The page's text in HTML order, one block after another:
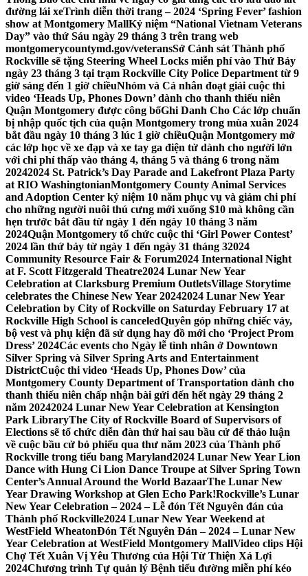
đường lái xeTrình diễn thời trang – 2024 ‘Spring Fever’ fashion
show at Montgomery MallKỷ niệm “National Vietnam Veterans
Day” vào thứ Sáu ngày 29 tháng 3 trên trang web
montgomerycountymd.gov/veteransSở Cảnh sát Thành phố
Rockville sẽ tặng Steering Wheel Locks miễn phí vào Thứ Bảy
ngày 23 tháng 3 tại trạm Rockville City Police Department từ 9
giờ sáng đến 1 giờ chiềuNhóm và Cá nhân đoạt giải cuộc thi
video ‘Heads Up, Phones Down’ dành cho thanh thiếu niên
Quận Montgomery được công bốGhi Danh Cho Các lớp chuẩn
bị nhập quốc tịch của quận Montgomery trong mùa xuân 2024
bắt đầu ngày 10 tháng 3 lúc 1 giờ chiềuQuận Montgomery mở
các lớp học về xe đạp và xe tay ga điện tử dành cho người lớn
với chi phí thấp vào tháng 4, tháng 5 và tháng 6 trong năm
20242024 St. Patrick’s Day Parade and Lakefront Plaza Party
at RIO WashingtonianMontgomery County Animal Services
and Adoption Center kỷ niệm 10 năm phục vụ và giảm chi phí
cho những người nuôi thú cưng mới xuống $10 mà không cần
hẹn trước bắt đầu từ ngày 1 đến ngày 10 tháng 3 năm
2024Quận Montgomery tổ chức cuộc thi ‘Girl Power Contest’
2024 lần thứ bảy từ ngày 1 đến ngày 31 tháng 32024
Community Resource Fair & Forum2024 International Night
at F. Scott Fitzgerald Theatre2024 Lunar New Year
Celebration at Clarksburg Premium OutletsVillage Storytime
celebrates the Chinese New Year 20242024 Lunar New Year
Celebration by City of Rockville on Saturday February 17 at
Rockville High School is canceledQuyên góp những chiếc váy,
bộ vest và phụ kiện đã sử dụng hay đồ mới cho ‘Project Prom
Dress’ 2024Các events cho Ngày lễ tình nhân ở Downtown
Silver Spring và Silver Spring Arts and Entertainment
DistrictCuộc thi video ‘Heads Up, Phones Dow’ của
Montgomery County Department of Transportation dành cho
thanh thiếu niên chấp nhận bài gửi đến hết ngày 29 tháng 2
năm 20242024 Lunar New Year Celebration at Kensington
Park LibraryThe City of Rockville Board of Supervisors of
Elections sẽ tổ chức diễn đàn thứ hai sau bầu cử để thảo luận
về cuộc bầu cử bỏ phiếu qua thư năm 2023 của Thành phố
Rockville trong tiểu bang Maryland2024 Lunar New Year Lion
Dance with Hung Ci Lion Dance Troupe at Silver Spring Town
Center’s Annual Around the World BazaarThe Lunar New
Year Drawing Workshop at Glen Echo Park!Rockville’s Lunar
New Year Celebration – 2024 – Lễ đón Tết Nguyên đán của
Thành phố Rockville2024 Lunar New Year Weekend at
WestField WheatonĐón Tết Nguyên Đán – 2024 – Lunar New
Year Celebration at WestField Montgomery MallVideo clips Hội
Chợ Tết Xuân Vị Yêu Thương của Hội Từ Thiện Xá Lợi
2024Chương trình Tự quản lý Bệnh tiểu đường miễn phí kéo